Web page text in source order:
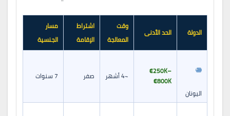
الدولة الحد الأدنى
وقت
المعالجة
اشتراط
الإقامة
مسار
الجنسية
اليونان
€250K–
€800K
~4 أشهر صفر 7 سنوات